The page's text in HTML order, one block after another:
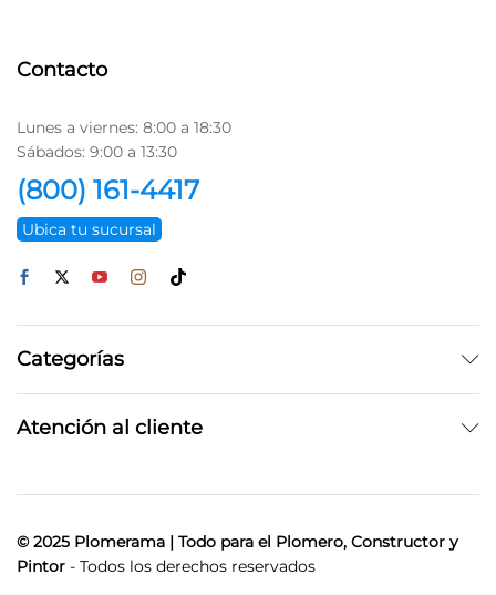
Contacto
Lunes a viernes: 8:00 a 18:30
Sábados: 9:00 a 13:30
(800) 161-4417
Ubica tu sucursal
Categorías
Atención al cliente
© 2025 Plomerama | Todo para el Plomero, Constructor y
Pintor - Todos los derechos reservados